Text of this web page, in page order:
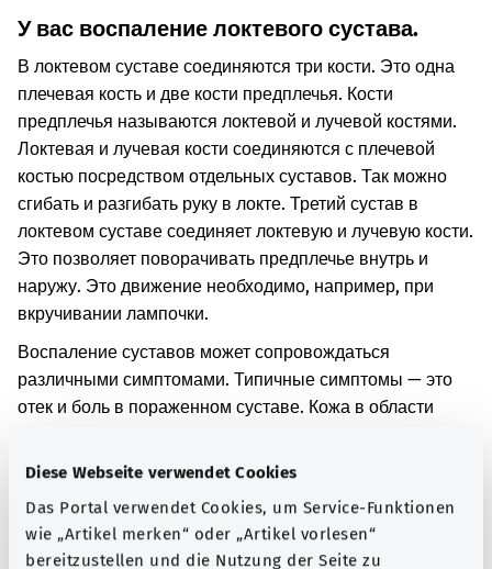
Diese Webseite verwendet Cookies
Das Portal verwendet Cookies, um Service-Funktionen
wie „Artikel merken“ oder „Artikel vorlesen“
bereitzustellen und die Nutzung der Seite zu
У вас воспаление локтевого сустава.
В локтевом суставе соединяются три кости. Это одна
плечевая кость и две кости предплечья. Кости
предплечья называются локтевой и лучевой костями.
Локтевая и лучевая кости соединяются с плечевой
костью посредством отдельных суставов. Так можно
сгибать и разгибать руку в локте. Третий сустав в
локтевом суставе соединяет локтевую и лучевую кости.
Это позволяет поворачивать предплечье внутрь и
наружу. Это движение необходимо, например, при
вкручивании лампочки.
Воспаление суставов может сопровождаться
различными симптомами. Типичные симптомы — это
отек и боль в пораженном суставе. Кожа в области
может быть ограничено.
Воспаление сустава возникло после другого
заболевания.